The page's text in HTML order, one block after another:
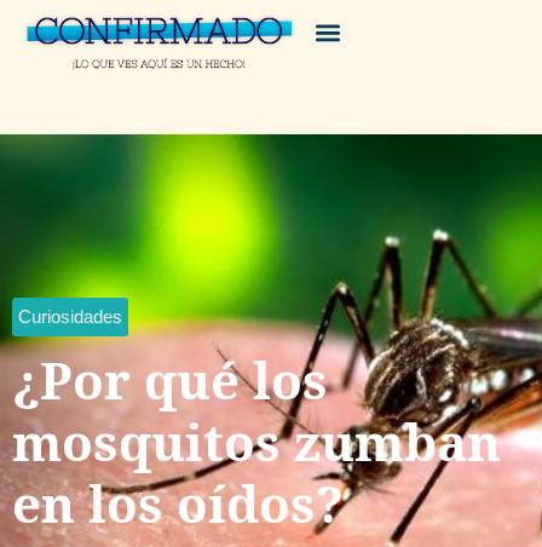
Curiosidades
¿Por qué los
mosquitos zumban
en los oídos?